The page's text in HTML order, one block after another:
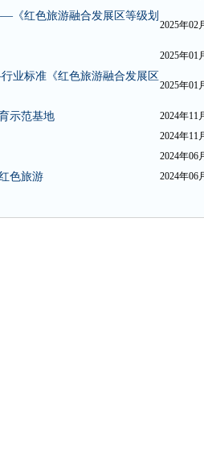
《红色旅游融合发展区等级划
2025年02
2025年01
业标准《红色旅游融合发展区
2025年01
示范基地
2024年11
2024年11
2024年06
色旅游 2024年06